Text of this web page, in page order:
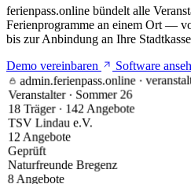
ferienpass.online bündelt alle
Ferienprogramme an einem Ort —
bis zur Anbindung an Ihre
Demo vereinbaren
Software
admin.ferienpass.online ·
Veranstalter · Sommer 26
18 Träger · 142 Angebote
TSV Lindau e.V.
12 Angebote
Geprüft
Naturfreunde Bregenz
8 Angebote